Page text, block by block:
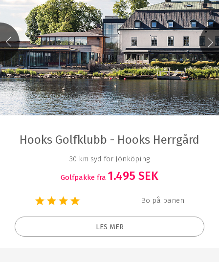
Hooks Golfklubb - Hooks Herrgård
30 km syd for Jönköping
Golfpakke fra 1.495 SEK
Bo på banen
LES MER